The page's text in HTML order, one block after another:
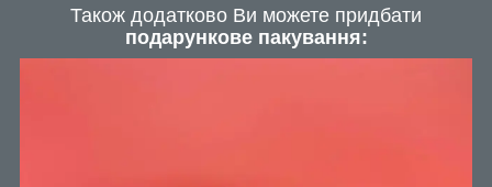
Також додатково Ви можете придбати
подарункове пакування: